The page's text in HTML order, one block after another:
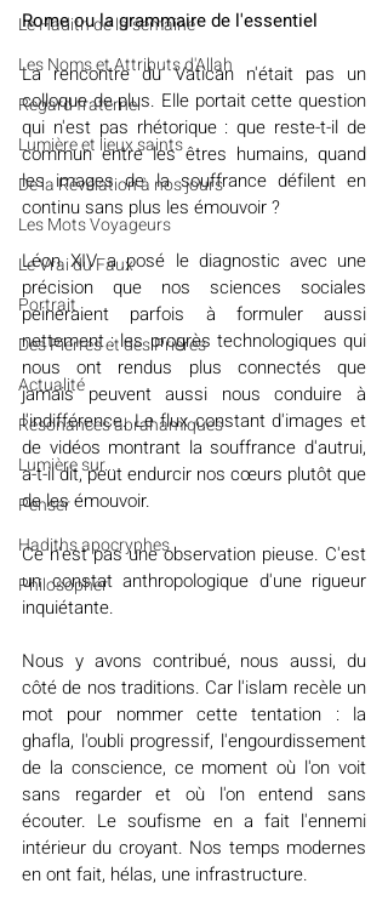
Le Hadith de la semaine
Les Noms et Attributs d'Allah
Regard fraternel
Lumière et lieux saints
De la Révélation à nos jours
Les Mots Voyageurs
Le Vrai du Faux
Portrait
Des Pierres et des Prières
Actualité
Résonances abrahamiques
Lumière sur...
Penser
Hadiths apocryphes
Philosopher
Rome ou la grammaire de l'essentiel
La rencontre du Vatican n'était pas un
colloque de plus. Elle portait cette question
qui n'est pas rhétorique : que reste-t-il de
commun entre les êtres humains, quand
les images de la souffrance défilent en
continu sans plus les émouvoir ?
Léon XIV a posé le diagnostic avec une
précision que nos sciences sociales
peineraient parfois à formuler aussi
nettement : les progrès technologiques qui
nous ont rendus plus connectés que
jamais peuvent aussi nous conduire à
l'indifférence. Le flux constant d'images et
de vidéos montrant la souffrance d'autrui,
a-t-il dit, peut endurcir nos cœurs plutôt que
de les émouvoir.
Ce n'est pas une observation pieuse. C'est
un constat anthropologique d'une rigueur
inquiétante.
Nous y avons contribué, nous aussi, du
côté de nos traditions. Car l'islam recèle un
mot pour nommer cette tentation : la
ghafla, l'oubli progressif, l'engourdissement
de la conscience, ce moment où l'on voit
sans regarder et où l'on entend sans
écouter. Le soufisme en a fait l'ennemi
intérieur du croyant. Nos temps modernes
en ont fait, hélas, une infrastructure.